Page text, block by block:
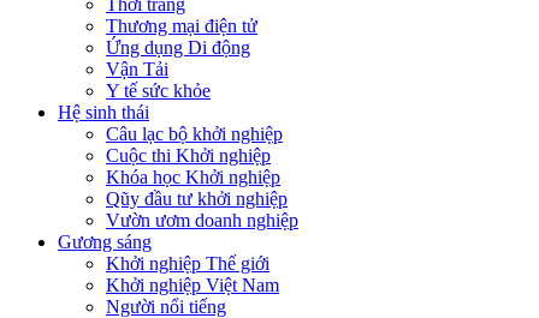
Thời trang
Thương mại điện tử
Ứng dụng Di động
Vận Tải
Y tế sức khỏe
Hệ sinh thái
Câu lạc bộ khởi nghiệp
Cuộc thi Khởi nghiệp
Khóa học Khởi nghiệp
Qũy đầu tư khởi nghiệp
Vườn ươm doanh nghiệp
Gương sáng
Khởi nghiệp Thế giới
Khởi nghiệp Việt Nam
Người nổi tiếng